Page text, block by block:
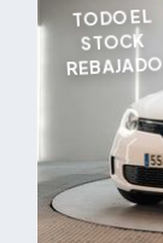
TODO EL
STOCK
REBAJADO